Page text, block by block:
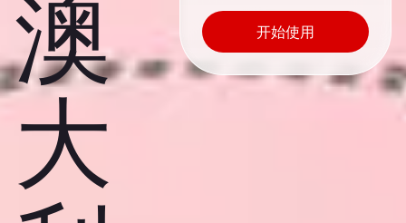
澳
大
开始使用